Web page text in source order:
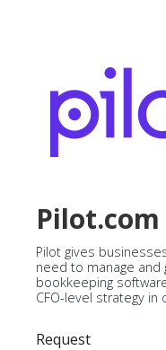
Pilot.com
Pilot gives
need to manage
bookkeeping
CFO-level strategy in
Request